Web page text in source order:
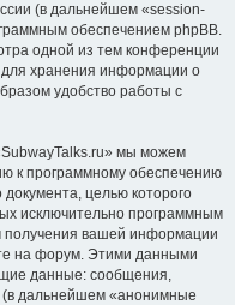
(в дальнейшем «session-
обеспечением phpBB.
одной из тем конференции
для хранения информации о
удобство работы с
мы можем
к программному обеспечению
целью которого
исключительно программным
получения вашей информации
на форум. Этими данными
данные: сообщения,
дальнейшем «анонимные